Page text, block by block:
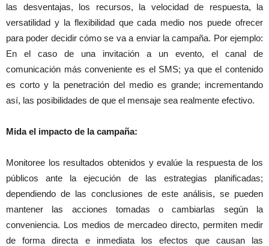
las desventajas, los recursos, la velocidad de respuesta, la
versatilidad y la flexibilidad que cada medio nos puede ofrecer
para poder decidir cómo se va a enviar la campaña. Por ejemplo:
En el caso de una invitación a un evento, el canal de
comunicación más conveniente es el SMS; ya que el contenido
es corto y la penetración del medio es grande; incrementando
así, las posibilidades de que el mensaje sea realmente efectivo.
Mida el impacto de la campaña:
Monitoree los resultados obtenidos y evalúe la respuesta de los
públicos ante la ejecución de las estrategias planificadas;
dependiendo de las conclusiones de este análisis, se pueden
mantener las acciones tomadas o cambiarlas según la
conveniencia. Los medios de mercadeo directo, permiten medir
de forma directa e inmediata los efectos que causan las